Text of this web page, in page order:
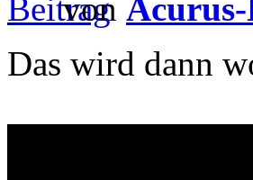
von
Das wird dann